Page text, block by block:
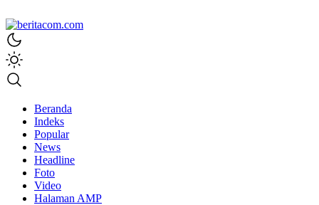
beritacom.com
bestnews
Beranda
Indeks
Popular
News
Headline
Foto
Video
Halaman AMP